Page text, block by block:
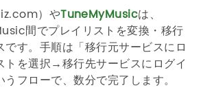
）やTuneMyMusicは、
間でプレイリストを変換・移行
です。手順は「移行元サービスにロ
を選択→移行先サービスにログイ
フローで、数分で完了します。